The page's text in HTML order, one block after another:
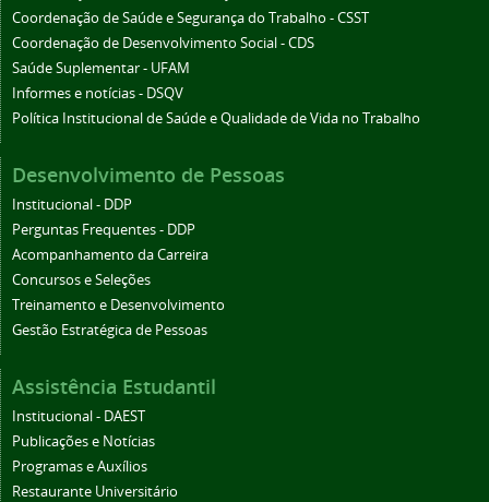
Coordenação de Saúde e Segurança do Trabalho - CSST
Coordenação de Desenvolvimento Social - CDS
Saúde Suplementar - UFAM
Informes e notícias - DSQV
Política Institucional de Saúde e Qualidade de Vida no Trabalho
Desenvolvimento de Pessoas
Institucional - DDP
Perguntas Frequentes - DDP
Acompanhamento da Carreira
Concursos e Seleções
Treinamento e Desenvolvimento
Gestão Estratégica de Pessoas
Assistência Estudantil
Institucional - DAEST
Publicações e Notícias
Programas e Auxílios
Restaurante Universitário